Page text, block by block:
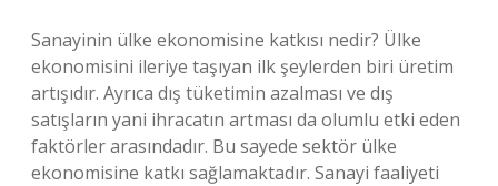
Sanayinin ülke ekonomisine katkısı nedir? Ülke
ekonomisini ileriye taşıyan ilk şeylerden biri üretim
artışıdır. Ayrıca dış tüketimin azalması ve dış
satışların yani ihracatın artması da olumlu etki eden
faktörler arasındadır. Bu sayede sektör ülke
ekonomisine katkı sağlamaktadır. Sanayi faaliyeti